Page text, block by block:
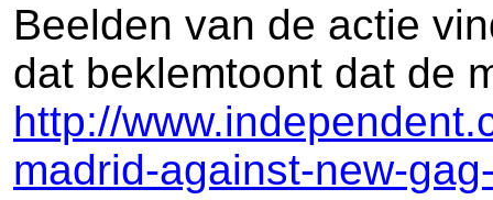
Beelden van de actie
dat beklemtoont dat de
http://
madrid-against-new-